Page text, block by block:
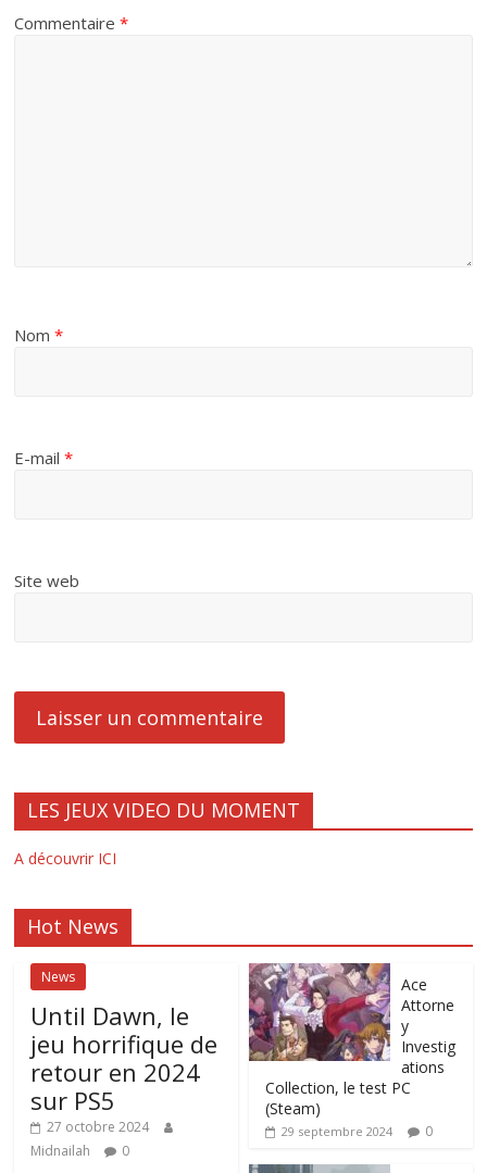
Commentaire*
Nom*
E-mail*
Site web
LES JEUX VIDEO DU MOMENT
A découvrir ICI
Hot News
News
Until Dawn, le
jeu horrifique de
retour en 2024
sur PS5
27 octobre 2024
Midnailah
0
Ace
Attorne
y
Investig
ations
Collection, le test PC
(Steam)
29 septembre 2024 0